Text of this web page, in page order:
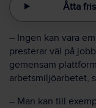
Åtta
– Ingen kan vara
presterar väl på
gemensam
arbetsmiljöarbetet,
– Man kan till